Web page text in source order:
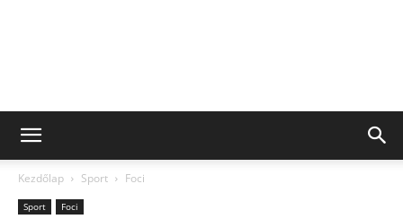
Kezdőlap Sport Foci
Sport Foci